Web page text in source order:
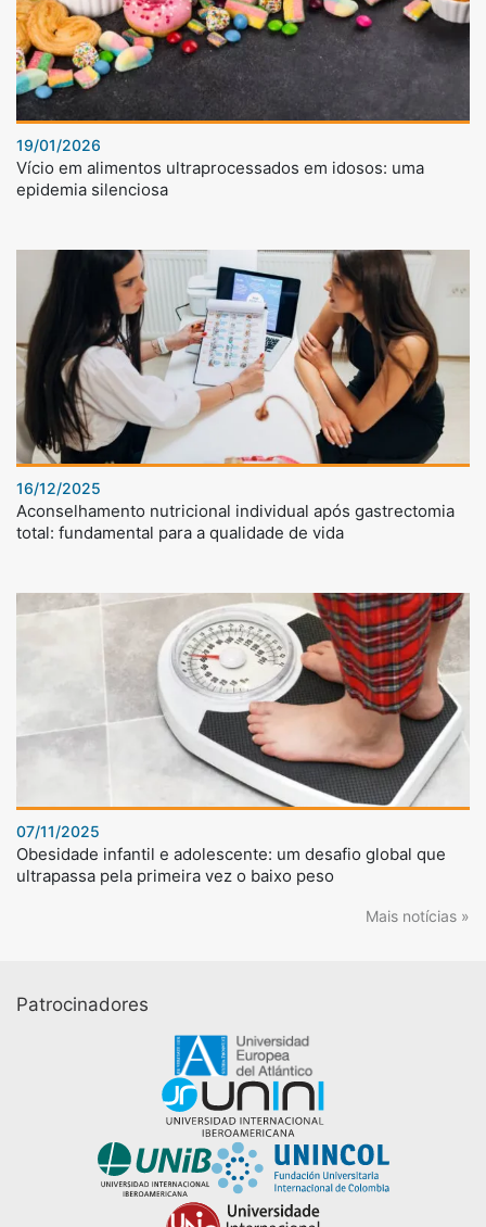
19/01/2026
Vício em alimentos ultraprocessados em idosos: uma
epidemia silenciosa
16/12/2025
Aconselhamento nutricional individual após gastrectomia
total: fundamental para a qualidade de vida
07/11/2025
Obesidade infantil e adolescente: um desafio global que
ultrapassa pela primeira vez o baixo peso
Mais notícias »
Patrocinadores